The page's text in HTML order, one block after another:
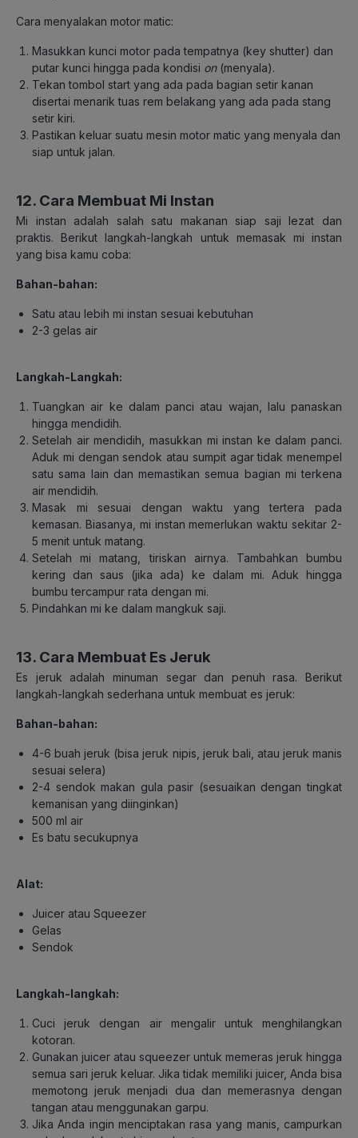
Cara menyalakan motor matic:
Masukkan kunci motor pada tempatnya (key shutter) dan
putar kunci hingga pada kondisi on (menyala).
Tekan tombol start yang ada pada bagian setir kanan
disertai menarik tuas rem belakang yang ada pada stang
setir kiri.
Pastikan keluar suatu mesin motor matic yang menyala dan
siap untuk jalan.
12. Cara Membuat Mi Instan
Mi instan adalah salah satu makanan siap saji lezat dan
praktis. Berikut langkah-langkah untuk memasak mi instan
yang bisa kamu coba:
Bahan-bahan:
Satu atau lebih mi instan sesuai kebutuhan
2-3 gelas air
Langkah-Langkah:
Tuangkan air ke dalam panci atau wajan, lalu panaskan
hingga mendidih.
Setelah air mendidih, masukkan mi instan ke dalam panci.
Aduk mi dengan sendok atau sumpit agar tidak menempel
satu sama lain dan memastikan semua bagian mi terkena
air mendidih.
Masak mi sesuai dengan waktu yang tertera pada
kemasan. Biasanya, mi instan memerlukan waktu sekitar 2-
5 menit untuk matang.
Setelah mi matang, tiriskan airnya. Tambahkan bumbu
kering dan saus (jika ada) ke dalam mi. Aduk hingga
bumbu tercampur rata dengan mi.
Pindahkan mi ke dalam mangkuk saji.
13. Cara Membuat Es Jeruk
Es jeruk adalah minuman segar dan penuh rasa. Berikut
langkah-langkah sederhana untuk membuat es jeruk:
Bahan-bahan:
4-6 buah jeruk (bisa jeruk nipis, jeruk bali, atau jeruk manis
sesuai selera)
2-4 sendok makan gula pasir (sesuaikan dengan tingkat
kemanisan yang diinginkan)
500 ml air
Es batu secukupnya
Alat:
Juicer atau Squeezer
Gelas
Sendok
Langkah-langkah:
Cuci jeruk dengan air mengalir untuk menghilangkan
kotoran.
Gunakan juicer atau squeezer untuk memeras jeruk hingga
semua sari jeruk keluar. Jika tidak memiliki juicer, Anda bisa
memotong jeruk menjadi dua dan memerasnya dengan
tangan atau menggunakan garpu.
Jika Anda ingin menciptakan rasa yang manis, campurkan